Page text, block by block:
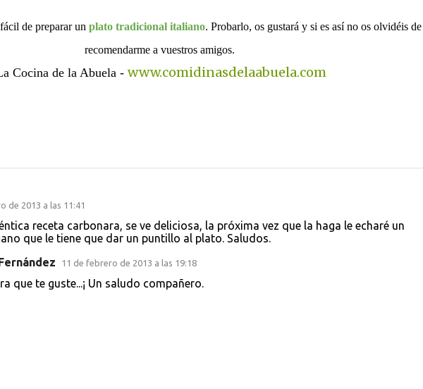
de preparar un plato tradicional italiano. Probarlo, os gustará y si es así no os olvidéis de
recomendarme a vuestros amigos.
Cocina de la Abuela - www.comidinasdelaabuela.com
de 2013 a las 11:41
receta carbonara, se ve deliciosa, la próxima vez que la haga le echaré un
que le tiene que dar un puntillo al plato. Saludos.
11 de febrero de 2013 a las 19:18
que te guste...¡ Un saludo compañero.